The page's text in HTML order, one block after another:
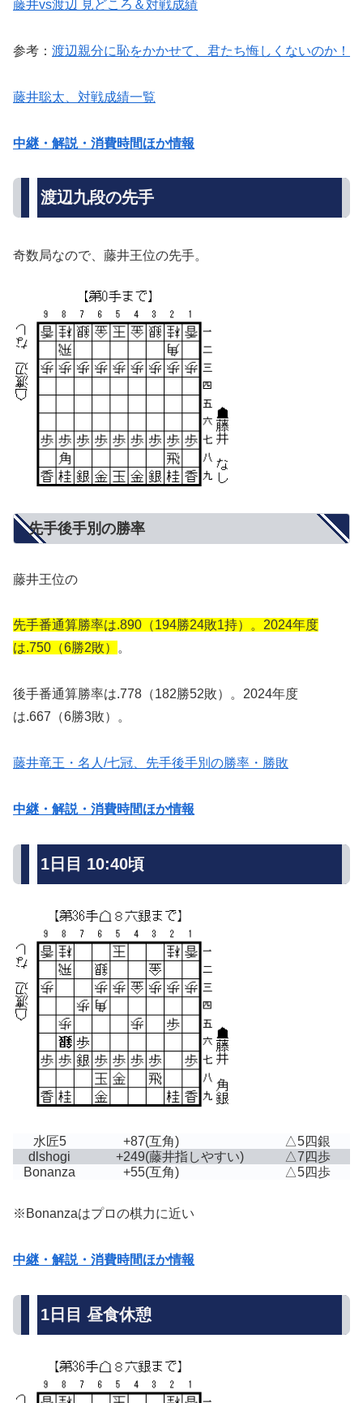
藤井vs渡辺 見どころ＆対戦成績
参考： 渡辺親分に恥をかかせて、君たち悔しくないのか！
藤井聡太、対戦成績一覧
中継・解説・消費時間ほか情報
渡辺九段の先手
奇数局なので、藤井王位の先手。
先手後手別の勝率
藤井王位の
先手番通算勝率は.890（194勝24敗1持）。2024年度
は.750（6勝2敗） 。
後手番通算勝率は.778（182勝52敗）。2024年度
は.667（6勝3敗）。
藤井竜王・名人/七冠、先手後手別の勝率・勝敗
中継・解説・消費時間ほか情報
1日目 10:40頃
水匠5 +87(互角)
△5四銀
dlshogi
+249(藤井指しやすい)
△7四歩
Bonanza
+55(互角) △5四歩
※Bonanzaはプロの棋力に近い
中継・解説・消費時間ほか情報
1日目 昼食休憩